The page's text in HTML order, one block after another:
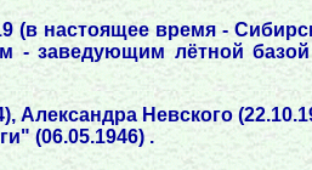
(в настоящее время -
- заведующим лётной
Александра Невского
(06.05.1946) .